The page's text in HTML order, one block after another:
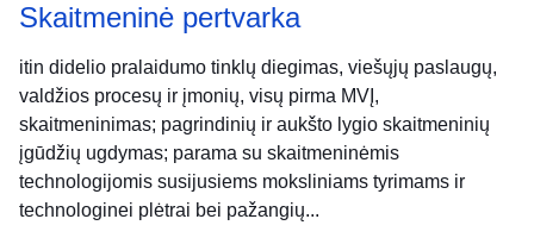
Skaitmeninė pertvarka
itin didelio pralaidumo tinklų diegimas, viešųjų paslaugų,
valdžios procesų ir įmonių, visų pirma MVĮ,
skaitmeninimas; pagrindinių ir aukšto lygio skaitmeninių
įgūdžių ugdymas; parama su skaitmeninėmis
technologijomis susijusiems moksliniams tyrimams ir
technologinei plėtrai bei pažangių...